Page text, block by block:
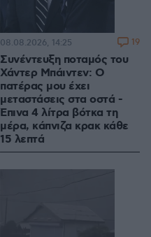
Συνέντευξη ποταμός του
Χάντερ Μπάιντεν: Ο
πατέρας μου έχει
μεταστάσεις στα οστά -
Έπινα 4 λίτρα βότκα τη
μέρα, κάπνιζα κρακ κάθε
15 λεπτά
08.08.2026, 14:25 19